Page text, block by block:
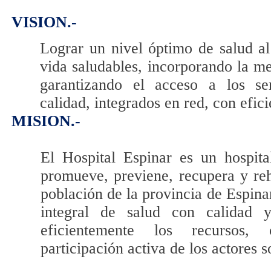
VISION.-
Lograr un nivel óptimo de salud
vida saludables, incorporando la
garantizando el acceso a los
calidad, integrados en red, con
MISION.-
El Hospital Espinar es un
promueve, previene, recupera y
población de la provincia de
integral de salud con calidad
eficientemente los recursos,
participación activa de los actores